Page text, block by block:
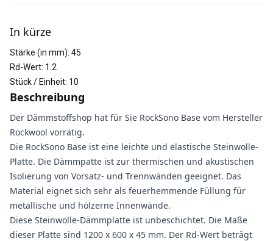
In kürze
Stärke (in mm): 45
Rd-Wert: 1.2
Stück / Einheit: 10
Beschreibung
Der Dämmstoffshop hat für Sie RockSono Base vom Hersteller
Rockwool vorrätig.
Die RockSono Base ist eine leichte und elastische Steinwolle-
Platte. Die Dämmpatte ist zur thermischen und akustischen
Isolierung von Vorsatz- und Trennwänden geeignet. Das
Material eignet sich sehr als feuerhemmende Füllung für
metallische und hölzerne Innenwände.
Diese Steinwolle-Dämmplatte ist unbeschichtet. Die Maße
dieser Platte sind 1200 x 600 x 45 mm. Der Rd-Wert beträgt